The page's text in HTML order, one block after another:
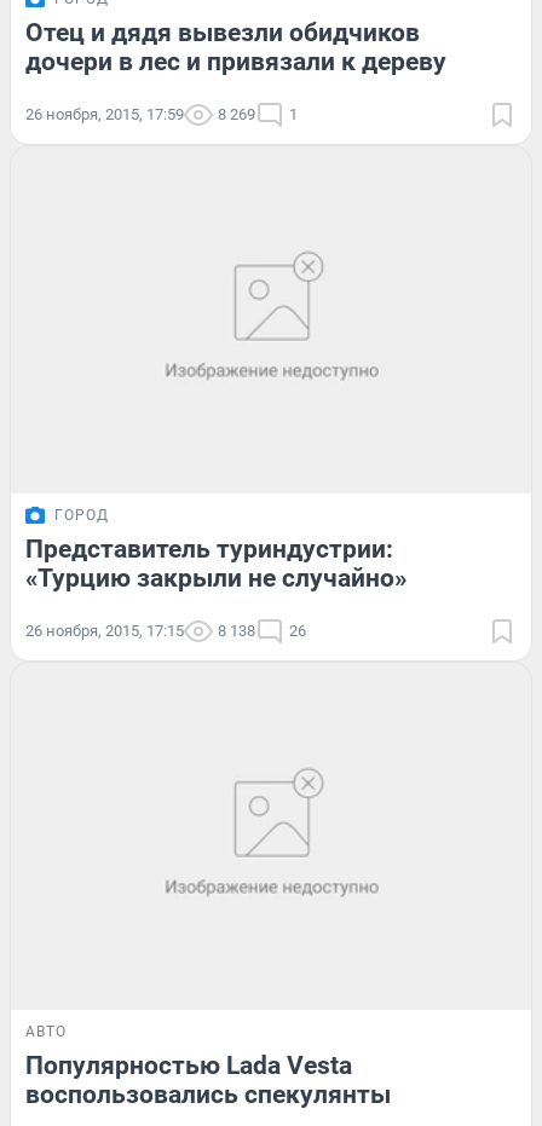
Отец и дядя вывезли обидчиков
дочери в лес и привязали к дереву
26 ноября, 2015, 17:59 8 269 1
ГОРОД
Представитель туриндустрии:
«Турцию закрыли не случайно»
26 ноября, 2015, 17:15 8 138 26
АВТО
Популярностью Lada Vesta
воспользовались спекулянты